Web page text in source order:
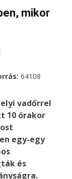
mikor
64108
vadőrrel
10 órakor
egy-egy
és